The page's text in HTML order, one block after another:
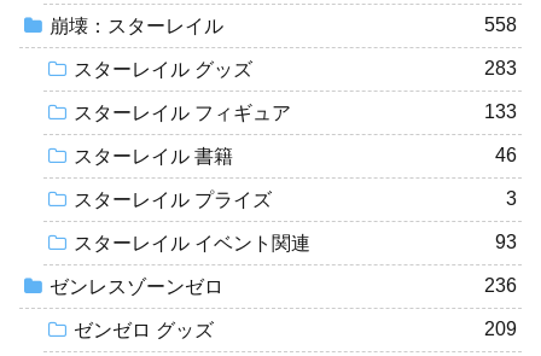
崩壊：スターレイル 558
スターレイル グッズ 283
スターレイル フィギュア 133
スターレイル 書籍 46
スターレイル プライズ 3
スターレイル イベント関連 93
ゼンレスゾーンゼロ 236
ゼンゼロ グッズ 209